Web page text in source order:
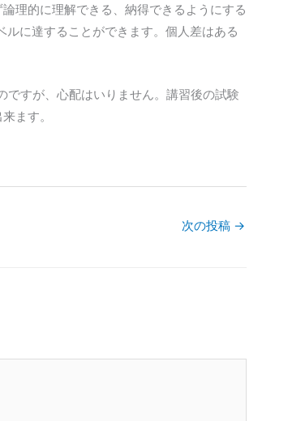
理的に理解できる、納得できるようにする
に達することができます。個人差はある
すが、心配はいりません。講習後の試験
ます。
次の投稿 →